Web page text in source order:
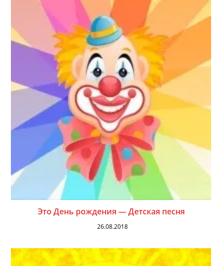
Это День рождения — Детская песня
26.08.2018